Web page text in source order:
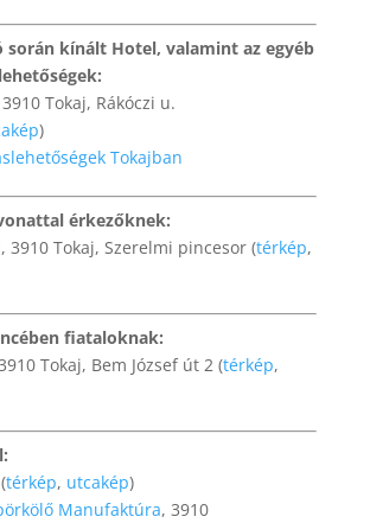
során kínált Hotel, valamint az egyéb
Tokaj, Rákóczi u.
)
Tokajban
érkezőknek:
, 3910 Tokaj, Szerelmi pincesor (térkép,
fiataloknak:
Tokaj, Bem József út 2 (térkép,
térkép, utcakép)
Manufaktúra, 3910